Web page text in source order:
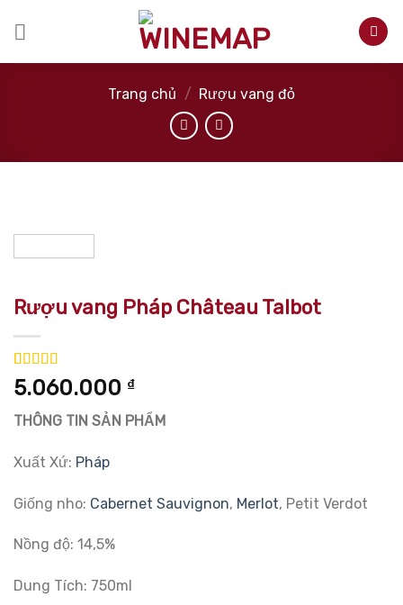
Trang chủ / Rượu vang đỏ
Rượu vang Pháp Château Talbot
5.00trên 5
dựa trên
1
đánh giá
5.060.000 ₫
THÔNG TIN SẢN PHẨM
Xuất Xứ: Pháp
Giống nho: Cabernet Sauvignon, Merlot, Petit Verdot
Nồng độ: 14,5%
Dung Tích: 750ml